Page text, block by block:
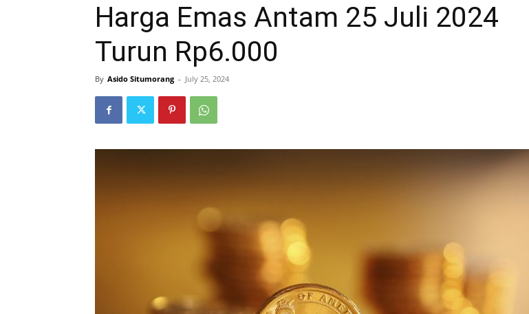
Harga Emas Antam 25 Juli 2024
Turun Rp6.000
By Asido Situmorang - July 25, 2024